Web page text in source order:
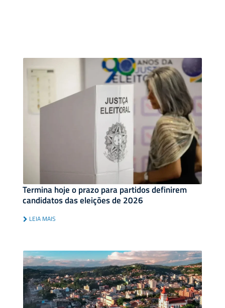
Termina hoje o prazo para partidos definirem
candidatos das eleições de 2026
LEIA MAIS